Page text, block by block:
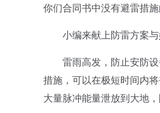
你们合同书中没有避雷措
小编来献上防雷方案与
雷雨高发，防止安防设
措施，可以在极短时间内
大量脉冲能量泄放到大地